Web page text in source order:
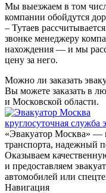
Мы выезжаем в том
компании обойдутся
– Тутаев
звонке менеджеру
нахождения — и мы
цену за него.
Можно ли заказать
Вы можете заказать в
и Московской области.
круглосуточная служба
«Эвакуатор Москва» —
транспорта, надежный
Оказываем
и предоставляем
автомобилей или
Навигация